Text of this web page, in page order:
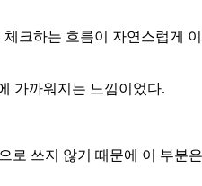
크하는 흐름이 자연스럽게
가까워지는 느낌이었다.
로 쓰지 않기 때문에 이 부